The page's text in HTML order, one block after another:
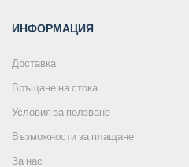
ИНФОРМАЦИЯ
Доставка
Връщане на стока
Условия за ползване
Възможности за плащане
За нас